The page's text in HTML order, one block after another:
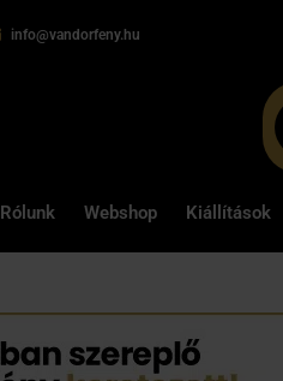
info@vandorfeny.hu
Rólunk Webshop Kiállítások